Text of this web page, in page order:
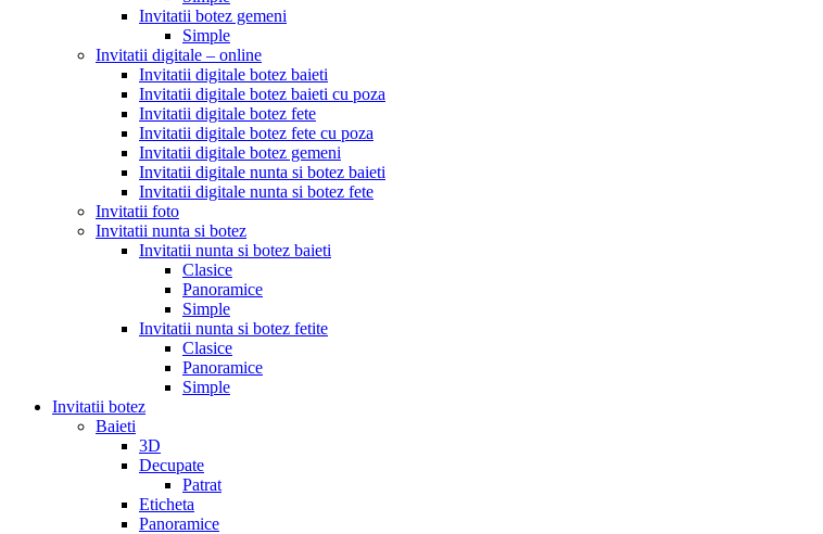
Invitatii botez gemeni
Simple
Invitatii digitale – online
Invitatii digitale botez baieti
Invitatii digitale botez baieti cu poza
Invitatii digitale botez fete
Invitatii digitale botez fete cu poza
Invitatii digitale botez gemeni
Invitatii digitale nunta si botez baieti
Invitatii digitale nunta si botez fete
Invitatii foto
Invitatii nunta si botez
Invitatii nunta si botez baieti
Clasice
Panoramice
Simple
Invitatii nunta si botez fetite
Clasice
Panoramice
Simple
Invitatii botez
Baieti
3D
Decupate
Patrat
Eticheta
Panoramice